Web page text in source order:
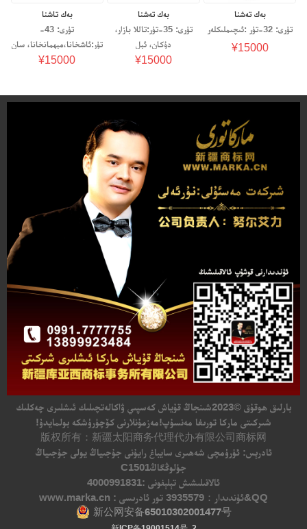
بەك تەشنا
تۈرى: 32-تۈر :ئىچىملىكلەر
¥15000
بەك تەشنا
تۈرى: 35-تۈر:تاللا بازار،
دۇكان، ئېل
¥15000
بەك تاشنا
تۈرى: 43-
تۈر:ئاشخانا،مېھمانخانا، سان
¥15000
بارلىق ھوقۇق©2023
شىنجاڭ قۇياش كەسپىي ۋاكالەتچىلىك ئىشلىرى چەكلىك
شىركىتى ماركا تورىغا مەنسۇپ!مەزمۇنلارنى كۆچۈرۈشكە بولمايدۇ!
版权所有：新疆太阳商务代理代办有限公司商标网
ئادرېس: ئۈرۈمچى شەھىرى سايباغ رايۇنى جۇجىياڭ يولى جۇجىياڭ
جۈلوڭگاڭC1501
ئالاقىلىشىش تېلېفونى :4000991831
QQ&ئۈندىدار：
3935579 تور ئادرىسى : www.marka.cn
新公网安备65010302001477号